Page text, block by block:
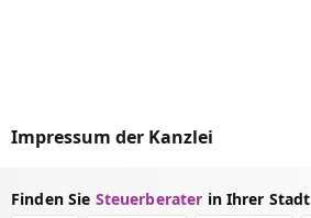
Impressum der Kanzlei
Finden Sie Steuerberater in Ihrer Stadt